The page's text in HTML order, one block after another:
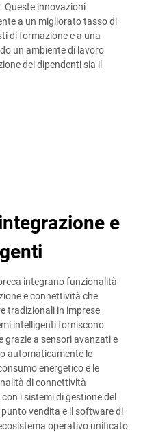
Queste innovazioni
a un migliorato tasso di
di formazione e a una
un ambiente di lavoro
dei dipendenti sia il
e
integrano funzionalità
e connettività che
tradizionali in imprese
intelligenti forniscono
grazie a sensori avanzati e
automaticamente le
energetico e le
di connettività
i sistemi di gestione del
vendita e il software di
operativo unificato